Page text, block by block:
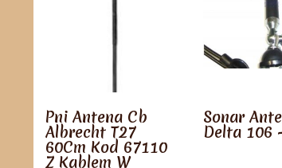
Pni Antena Cb
Albrecht T27
60Cm Kod 67110
Z Kablem W
Sonar
Delta 106